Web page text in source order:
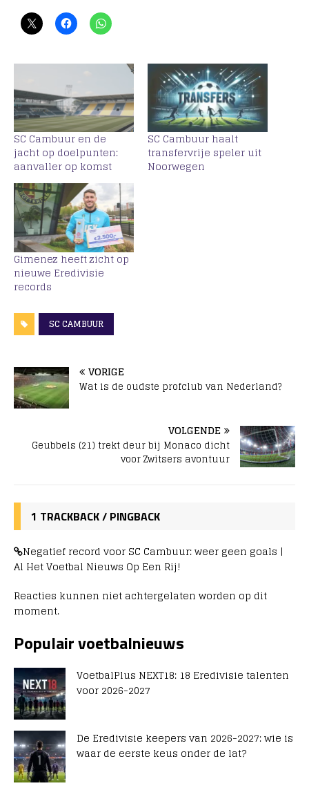
SC Cambuur en de
jacht op doelpunten:
aanvaller op komst
SC Cambuur haalt
transfervrije speler uit
Noorwegen
Gimenez heeft zicht op
nieuwe Eredivisie
records
SC CAMBUUR
VORIGE
Wat is de oudste profclub van Nederland?
VOLGENDE
Geubbels (21) trekt deur bij Monaco dicht
voor Zwitsers avontuur
1 TRACKBACK / PINGBACK
Negatief record voor SC Cambuur: weer geen goals |
Al Het Voetbal Nieuws Op Een Rij!
Reacties kunnen niet achtergelaten worden op dit
moment.
Populair voetbalnieuws
VoetbalPlus NEXT18: 18 Eredivisie talenten
voor 2026-2027
De Eredivisie keepers van 2026-2027: wie is
waar de eerste keus onder de lat?